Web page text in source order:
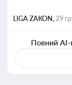
LIGA ZAKON, 29
Повний AI-